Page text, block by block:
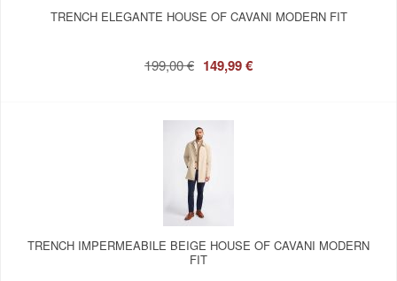
TRENCH ELEGANTE HOUSE OF CAVANI MODERN FIT
199,00 € 149,99 €
TRENCH IMPERMEABILE BEIGE HOUSE OF CAVANI MODERN
FIT